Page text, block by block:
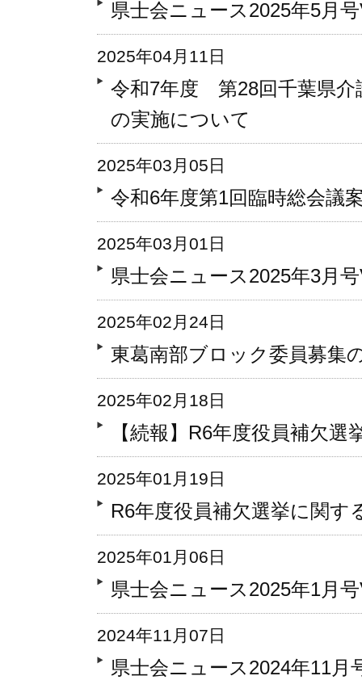
県士会ニュース2025年5月
2025年04月11日
令和7年度 第28回千葉県介
の実施について
2025年03月05日
令和6年度第1回臨時総会議
2025年03月01日
県士会ニュース2025年3月
2025年02月24日
東葛南部ブロック委員募集
2025年02月18日
【続報】R6年度役員補欠
2025年01月19日
R6年度役員補欠選挙に関す
2025年01月06日
県士会ニュース2025年1月
2024年11月07日
県士会ニュース2024年11月